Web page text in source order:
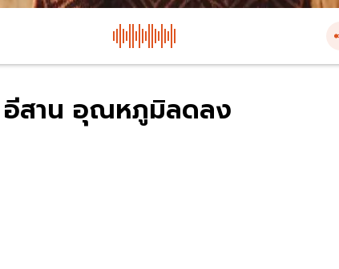
อีสาน อุณหภูมิลดลง